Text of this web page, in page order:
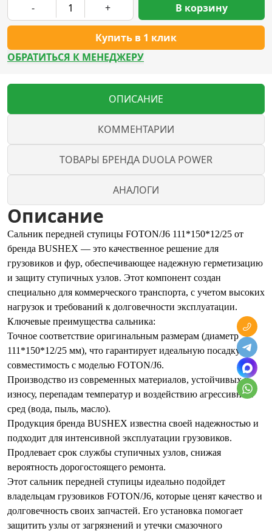
- +
Купить в 1 клик
В корзину
ОБРАТИТЬСЯ К МЕНЕДЖЕРУ
ОПИСАНИЕ
КОММЕНТАРИИ
ТОВАРЫ БРЕНДА DUOLA POWER
АНАЛОГИ
Описание
Сальник передней ступицы FOTON/J6 111*150*12/25 от
бренда BUSHEX — это качественное решение для
грузовиков и фур, обеспечивающее надежную герметизацию
и защиту ступичных узлов. Этот компонент создан
специально для коммерческого транспорта, с учетом высоких
нагрузок и требований к долговечности эксплуатации.
Ключевые преимущества сальника:
Точное соответствие оригинальным размерам (диаметр
111*150*12/25 мм), что гарантирует идеальную посадку и
совместимость с моделью FOTON/J6.
Производство из современных материалов, устойчивых к
износу, перепадам температур и воздействию агрессивных
сред (вода, пыль, масло).
Продукция бренда BUSHEX известна своей надежностью и
подходит для интенсивной эксплуатации грузовиков.
Продлевает срок службы ступичных узлов, снижая
вероятность дорогостоящего ремонта.
Этот сальник передней ступицы идеально подойдет
владельцам грузовиков FOTON/J6, которые ценят качество и
долговечность своих запчастей. Его установка помогает
защитить узлы от загрязнений и утечки смазочного